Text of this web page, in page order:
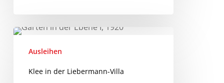
Ausleihen
Klee in der Liebermann-Villa